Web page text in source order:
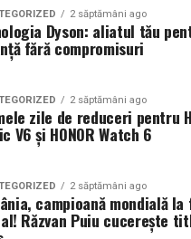
2 săptămâni ago
Dyson: aliatul tău
fără compromisuri
2 săptămâni ago
zile de reduceri pentru
V6 și HONOR Watch 6
2 săptămâni ago
campioană mondială
Răzvan Puiu cucerește